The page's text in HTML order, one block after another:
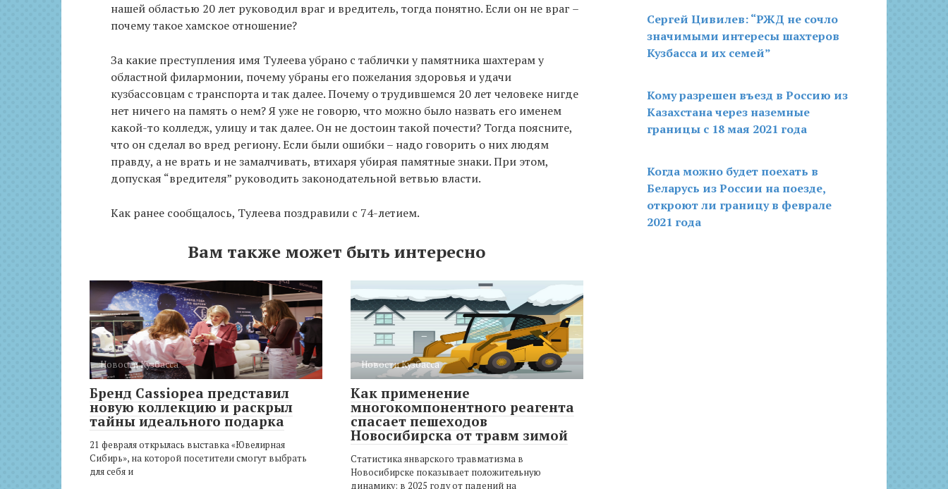
нашей областью 20 лет руководил враг и вредитель, тогда понятно. Если он не враг –
почему такое хамское отношение?
За какие преступления имя Тулеева убрано с таблички у памятника шахтерам у
областной филармонии, почему убраны его пожелания здоровья и удачи
кузбассовцам с транспорта и так далее. Почему о трудившемся 20 лет человеке нигде
нет ничего на память о нем? Я уже не говорю, что можно было назвать его именем
какой-то колледж, улицу и так далее. Он не достоин такой почести? Тогда поясните,
что он сделал во вред региону. Если были ошибки – надо говорить о них людям
правду, а не врать и не замалчивать, втихаря убирая памятные знаки. При этом,
допуская “вредителя” руководить законодательной ветвью власти.
Как ранее сообщалось, Тулеева поздравили с 74-летием.
Вам также может быть интересно
Новости Кузбасса
Бренд Cassiopea представил
новую коллекцию и раскрыл
тайны идеального подарка
21 февраля открылась выставка «Ювелирная
Сибирь», на которой посетители смогут выбрать
для себя и
Новости Кузбасса
Как применение
многокомпонентного реагента
спасает пешеходов
Новосибирска от травм зимой
Статистика январского травматизма в
Новосибирске показывает положительную
динамику: в 2025 году от падений на
Сергей Цивилев: “РЖД не сочло
значимыми интересы шахтеров
Кузбасса и их семей”
Кому разрешен въезд в Россию из
Казахстана через наземные
границы с 18 мая 2021 года
Когда можно будет поехать в
Беларусь из России на поезде,
откроют ли границу в феврале
2021 года